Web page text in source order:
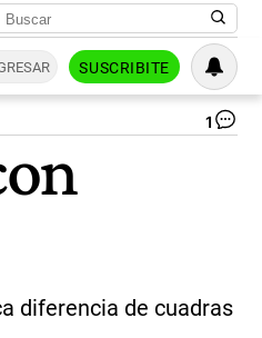
SUSCRIBITE
1
diferencia de cuadras